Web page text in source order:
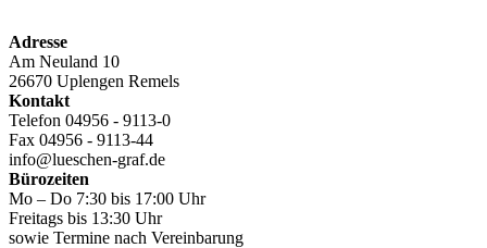
Adresse
Am Neuland 10
26670 Uplengen Remels
Kontakt
Telefon 04956 - 9113-0
Fax 04956 - 9113-44
info@lueschen-graf.de
Bürozeiten
Mo – Do 7:30 bis 17:00 Uhr
Freitags bis 13:30 Uhr
sowie Termine nach Vereinbarung